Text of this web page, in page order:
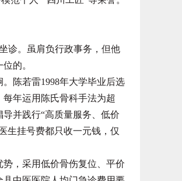
诊。虽肩负行政事务，但他
的。
陈若雷1998年大学毕业后选
年运用陈氏骨科手法为超
并践行“高质量服务、低价
生挂号费都只收一元钱，仅
，采用低价骨伤复位、平价